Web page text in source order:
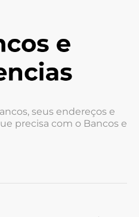
seus endereços e
precisa com o Bancos e